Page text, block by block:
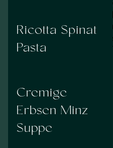
Ricotta Spinat
Pasta
Cremige
Erbsen Minz
Suppe